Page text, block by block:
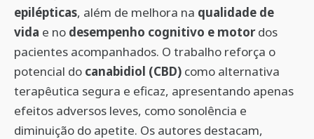
epilépticas, além de melhora na qualidade de
vida e no desempenho cognitivo e motordos
pacientes acompanhados. O trabalho reforça o
potencial do canabidiol (CBD) como alternativa
terapêutica segura e eficaz, apresentando apenas
efeitos adversos leves, como sonolência e
diminuição do apetite. Os autores destacam,